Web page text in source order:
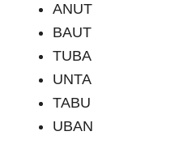
ANUT
BAUT
TUBA
UNTA
TABU
UBAN